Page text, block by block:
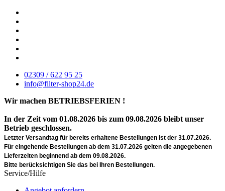
02309 / 622 95 25
info@filter-shop24.de
Wir machen BETRIEBSFERIEN !
In der Zeit vom 01.08.2026 bis zum 09.08.2026 bleibt unser
Betrieb geschlossen.
Letzter Versandtag für bereits erhaltene Bestellungen ist der 31.07.2026.
Für eingehende Bestellungen ab dem 31.07.2026 gelten die angegebenen
Lieferzeiten beginnend ab dem 09.08.2026.
Bitte berücksichtigen Sie das bei Ihren Bestellungen.
Service/Hilfe